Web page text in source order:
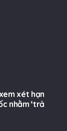
xét hạn
nhằm ‘trả